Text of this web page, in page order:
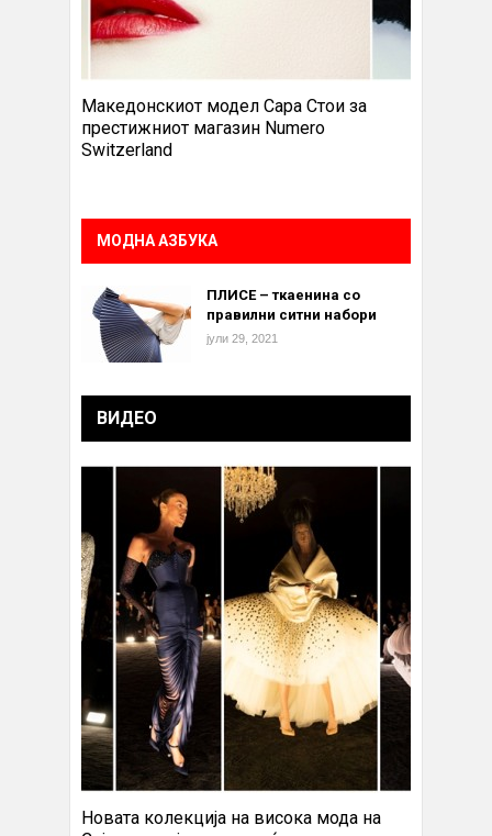
Македонскиот модел Сара Стои за
престижниот магазин Numero
Switzerland
МОДНА АЗБУКА
ПЛИСЕ – ткаенина со
правилни ситни набори
јули 29, 2021
ВИДЕО
Новата колекција на висока мода на